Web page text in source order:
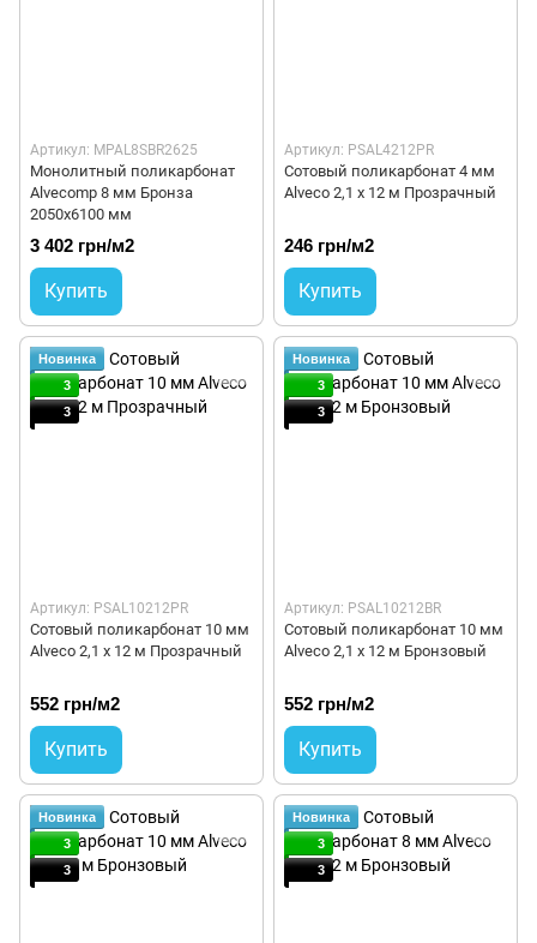
Артикул: MPAL8SBR2625
Монолитный поликарбонат
Alvecomp 8 мм Бронза
2050х6100 мм
3 402 грн/м2
Купить
Артикул: PSAL4212PR
Сотовый поликарбонат 4 мм
Alveco 2,1 x 12 м Прозрачный
246 грн/м2
Купить
Новинка
3
3
Артикул: PSAL10212PR
Сотовый поликарбонат 10 мм
Alveco 2,1 x 12 м Прозрачный
552 грн/м2
Купить
Новинка
3
3
Артикул: PSAL10212BR
Сотовый поликарбонат 10 мм
Alveco 2,1 x 12 м Бронзовый
552 грн/м2
Купить
Новинка
3
3
Новинка
3
3